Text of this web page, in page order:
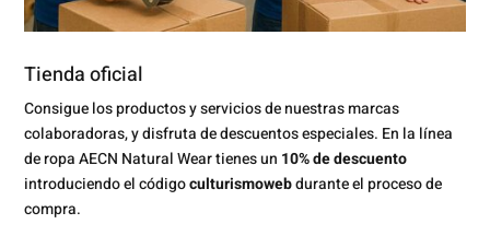
Tienda oficial
Consigue los productos y servicios de nuestras marcas
colaboradoras, y disfruta de descuentos especiales. En la línea
de ropa AECN Natural Wear tienes un 10% de descuento
introduciendo el códigoculturismowebdurante el proceso de
compra.